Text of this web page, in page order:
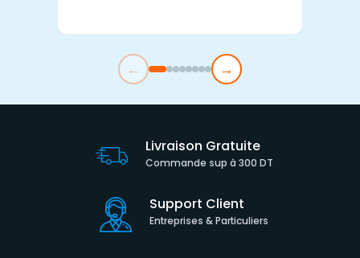
← →
Livraison Gratuite
Commande sup à 300 DT
Support Client
Entreprises & Particuliers